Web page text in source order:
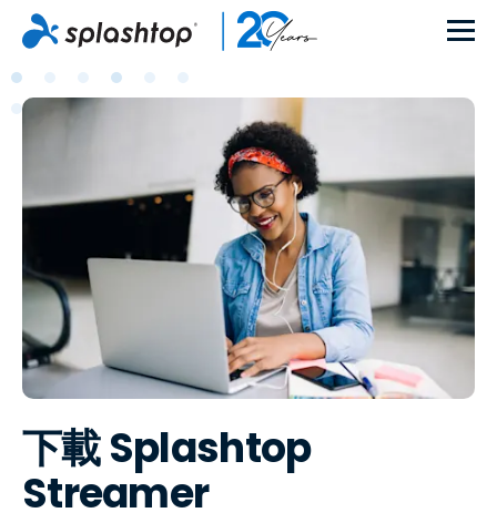
下載 Splashtop
Streamer